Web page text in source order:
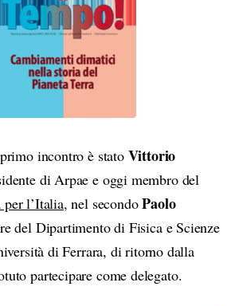
incontro è stato Vittorio
di Arpae e oggi membro del
l’Italia, nel secondoPaolo
del Dipartimento di Fisica e Scienze
di Ferrara, di ritorno dalla
partecipare come delegato.